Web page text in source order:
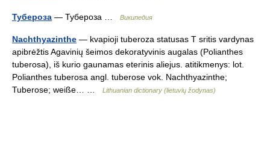
Тубероза — Тубероза … Википедия
Nachthyazinthe — kvapioji tuberoza statusas T sritis vardynas
apibrėžtis Agavinių šeimos dekoratyvinis augalas (Polianthes
tuberosa), iš kurio gaunamas eterinis aliejus. atitikmenys: lot.
Polianthes tuberosa angl. tuberose vok. Nachthyazinthe;
Tuberose; weiße… …
Lithuanian dictionary (lietuvių žodynas)